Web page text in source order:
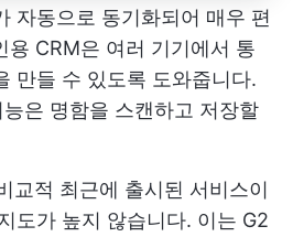
자동으로 동기화되어 매우 편
용 CRM은 여러 기기에서 통
만들 수 있도록 도와줍니다.
은 명함을 스캔하고 저장할
교적 최근에 출시된 서비스이
도가 높지 않습니다. 이는 G2